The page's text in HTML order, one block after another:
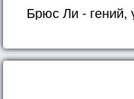
Брюс Ли -